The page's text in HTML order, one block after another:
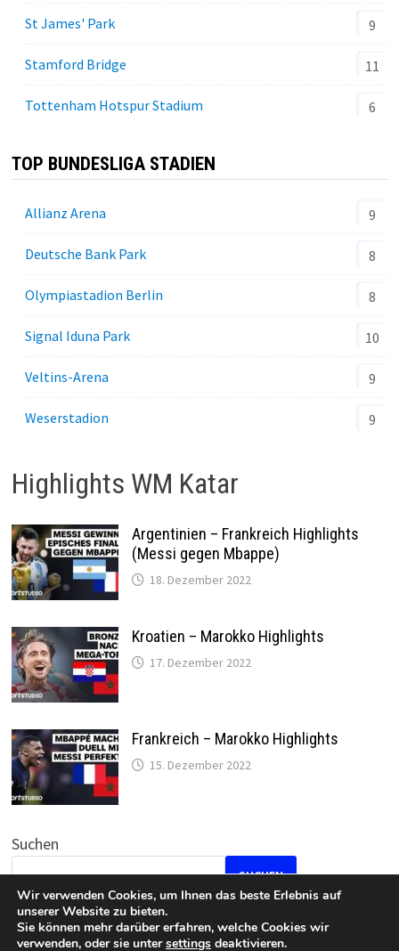
St James' Park 9
Stamford Bridge 11
Tottenham Hotspur Stadium 6
TOP BUNDESLIGA STADIEN
Allianz Arena 9
Deutsche Bank Park 8
Olympiastadion Berlin 8
Signal Iduna Park 10
Veltins-Arena 9
Weserstadion 9
Highlights WM Katar
Argentinien – Frankreich Highlights
(Messi gegen Mbappe)
18. Dezember 2022
Kroatien – Marokko Highlights
17. Dezember 2022
Frankreich – Marokko Highlights
15. Dezember 2022
Suchen
SUCHEN
Wir verwenden Cookies, um Ihnen das beste Erlebnis auf
unserer Website zu bieten.
Sie können mehr darüber erfahren, welche Cookies wir
verwenden, oder sie untersettings deaktivieren.